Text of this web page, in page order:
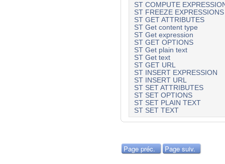
ST COMPUTE
ST FREEZE EXPRESSIONS
ST GET ATTRIBUTES
ST Get content type
ST Get expression
ST GET OPTIONS
ST Get plain text
ST Get text
ST GET URL
ST INSERT EXPRESSION
ST INSERT URL
ST SET ATTRIBUTES
ST SET OPTIONS
ST SET PLAIN TEXT
ST SET TEXT
Page préc. Page suiv.